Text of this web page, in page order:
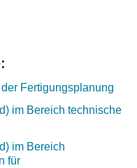
Fertigungsplanung
im Bereich technische
im Bereich
für